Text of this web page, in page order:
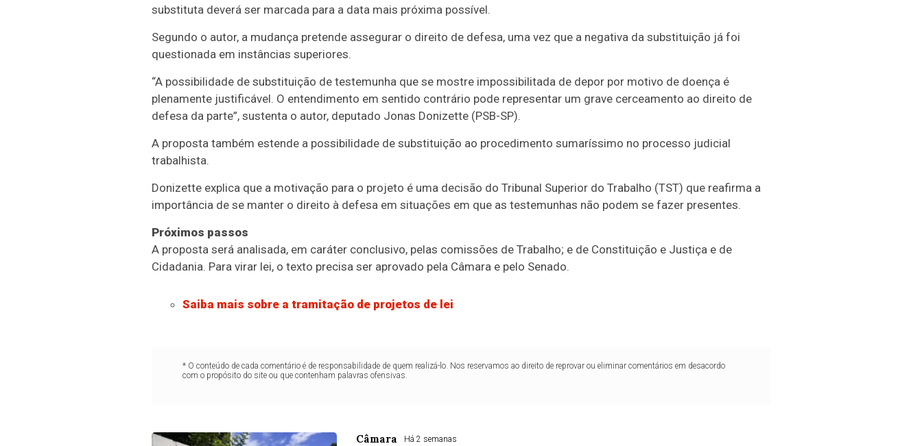
substituta deverá ser marcada para a data mais próxima possível.
Segundo o autor, a mudança pretende assegurar o direito de defesa, uma vez que a negativa da substituição já foi
questionada em instâncias superiores.
“A possibilidade de substituição de testemunha que se mostre impossibilitada de depor por motivo de doença é
plenamente justificável. O entendimento em sentido contrário pode representar um grave cerceamento ao direito de
defesa da parte”, sustenta o autor, deputado Jonas Donizette (PSB-SP).
A proposta também estende a possibilidade de substituição ao procedimento sumaríssimo no processo judicial
trabalhista.
Donizette explica que a motivação para o projeto é uma decisão do Tribunal Superior do Trabalho (TST) que reafirma a
importância de se manter o direito à defesa em situações em que as testemunhas não podem se fazer presentes.
Próximos passos
A proposta será analisada, em caráter conclusivo, pelas comissões de Trabalho; e de Constituição e Justiça e de
Cidadania. Para virar lei, o texto precisa ser aprovado pela Câmara e pelo Senado.
Saiba mais sobre a tramitação de projetos de lei
* O conteúdo de cada comentário é de responsabilidade de quem realizá-lo. Nos reservamos ao direito de reprovar ou eliminar comentários em desacordo
com o propósito do site ou que contenham palavras ofensivas.
Câmara Há 2 semanas